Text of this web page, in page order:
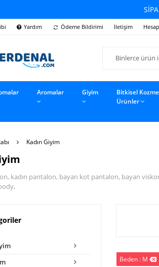
Yardım Ödeme Bildirimi İletişim
Aromalar Giyim
Bitkisel
Ürünler
Kadın Giyim
kadın pantalon, bayan kot pantalon, bayan
Beden : M